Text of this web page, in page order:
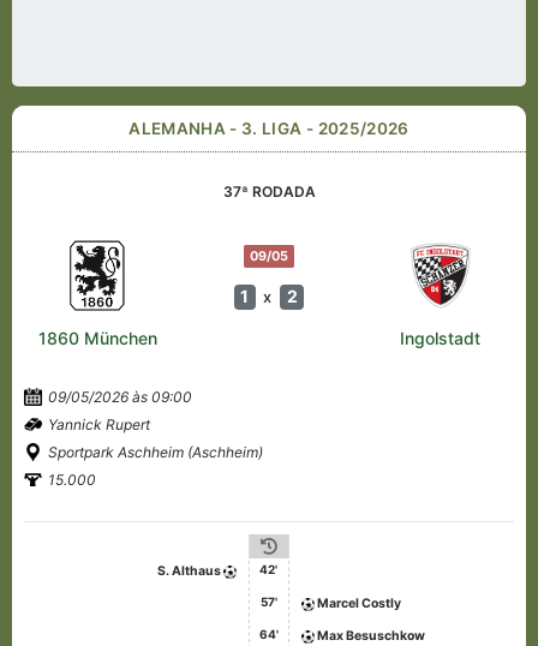
ALEMANHA - 3. LIGA - 2025/2026
37ª RODADA
09/05
1 x 2
1860 München Ingolstadt
09/05/2026 às 09:00
Yannick Rupert
Sportpark Aschheim (Aschheim)
15.000
S. Althaus 42'
57' Marcel Costly
64' Max Besuschkow